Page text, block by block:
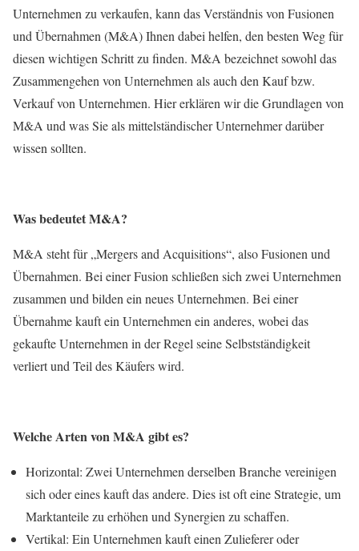
Unternehmen zu verkaufen, kann das Verständnis von Fusionen
und Übernahmen (M&A) Ihnen dabei helfen, den besten Weg für
diesen wichtigen Schritt zu finden. M&A bezeichnet sowohl das
Zusammengehen von Unternehmen als auch den Kauf bzw.
Verkauf von Unternehmen. Hier erklären wir die Grundlagen von
M&A und was Sie als mittelständischer Unternehmer darüber
wissen sollten.
Was bedeutet M&A?
M&A steht für „Mergers and Acquisitions“, also Fusionen und
Übernahmen. Bei einer Fusion schließen sich zwei Unternehmen
zusammen und bilden ein neues Unternehmen. Bei einer
Übernahme kauft ein Unternehmen ein anderes, wobei das
gekaufte Unternehmen in der Regel seine Selbstständigkeit
verliert und Teil des Käufers wird.
Welche Arten von M&A gibt es?
Horizontal: Zwei Unternehmen derselben Branche vereinigen
sich oder eines kauft das andere. Dies ist oft eine Strategie, um
Marktanteile zu erhöhen und Synergien zu schaffen.
Vertikal: Ein Unternehmen kauft einen Zulieferer oder